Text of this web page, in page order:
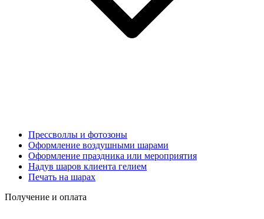
Прессволлы и фотозоны
Оформление воздушными шарами
Оформление праздника или мероприятия
Надув шаров клиента гелием
Печать на шарах
Получение и оплата